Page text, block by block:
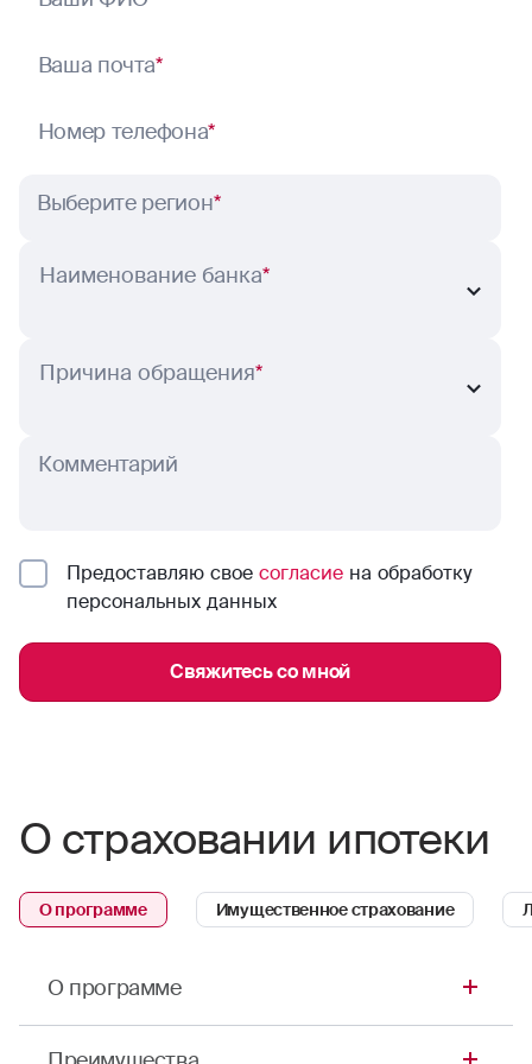
Ваша почта*
Номер телефона*
Выберите регион*
Наименование банка*
Причина обращения*
Комментарий
Предоставляю свое согласие на обработку
персональных данных
Свяжитесь со мной
О страховании ипотеки
О программе Имущественное страхование
О программе